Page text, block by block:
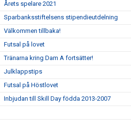
Årets spelare 2021
Sparbanksstiftelsens stipendieutdelning
Välkommen tillbaka!
Futsal på lovet
Tränarna kring Dam A fortsätter!
Julklappstips
Futsal på Höstlovet
Inbjudan till Skill Day födda 2013-2007